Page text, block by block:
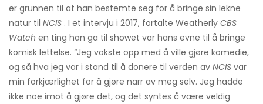
er grunnen til at han bestemte seg for å bringe sin lekne
natur til NCIS . I et intervju i 2017, fortalte Weatherly CBS
Watch en ting han ga til showet var hans evne til å bringe
komisk lettelse. “Jeg vokste opp med å ville gjøre komedie,
og så hva jeg var i stand til å donere til verden av NCIS var
min forkjærlighet for å gjøre narr av meg selv. Jeg hadde
ikke noe imot å gjøre det, og det syntes å være veldig